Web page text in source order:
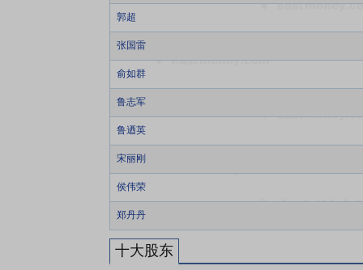
郭超
张国雷
俞如群
鲁志军
鲁迺英
宋丽刚
侯伟荣
郑丹丹
十大股东